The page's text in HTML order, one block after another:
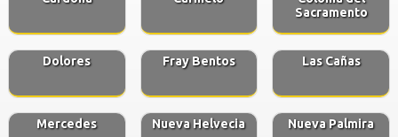
Sacramento
Dolores Fray Bentos Las Cañas
Mercedes Nueva Helvecia Nueva Palmira